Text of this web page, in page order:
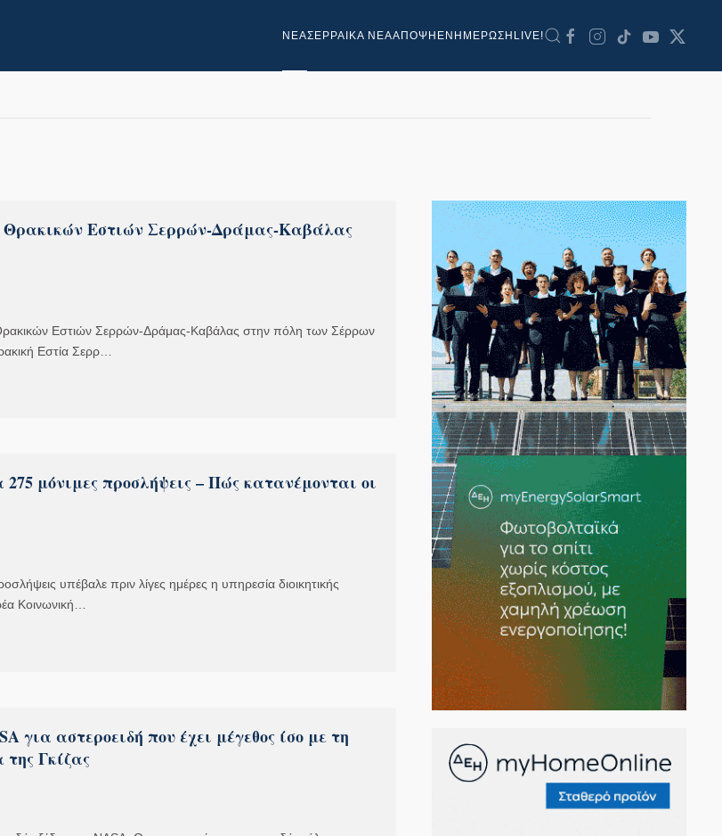
NEAΣΕΡΡΑΙΚΑ ΝΕΑΑΠΟΨΗ ΕΝΗΜΕΡΩΣΗ LIVE!
Θρακικών Εστιών Σερρών-Δράμας-Καβάλας
Εστιών Σερρών-Δράμας-Καβάλας στην πόλη των Σέρρων
Εστία Σερρ…
μόνιμες προσλήψεις – Πώς κατανέμονται οι
υπέβαλε πριν λίγες ημέρες η υπηρεσία διοικητικής
Κοινωνική…
για αστεροειδή που έχει μέγεθος ίσο με τη
Γκίζας